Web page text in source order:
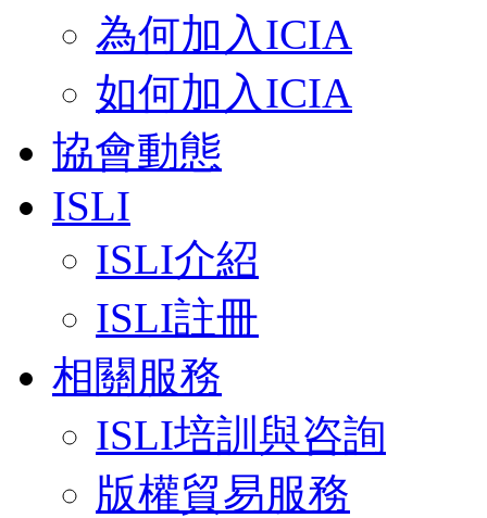
為何加入ICIA
如何加入ICIA
協會動態
ISLI
ISLI介紹
ISLI註冊
相關服務
ISLI培訓與咨詢
版權貿易服務